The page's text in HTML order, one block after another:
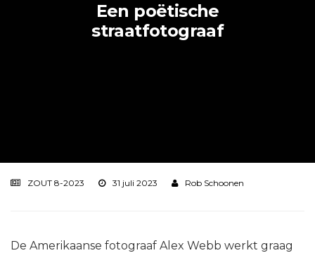
Een poëtische
straatfotograaf
ZOUT 8-2023 31 juli 2023 Rob Schoonen
De Amerikaanse fotograaf Alex Webb werkt graag